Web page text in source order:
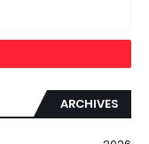
ARCHIVES